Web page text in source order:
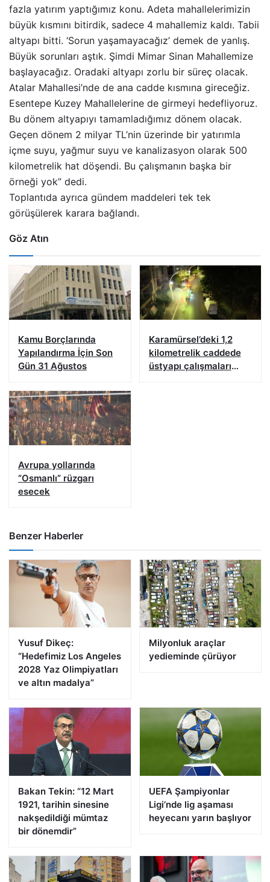
fazla yatırım yaptığımız konu. Adeta mahallelerimizin
büyük kısmını bitirdik, sadece 4 mahallemiz kaldı. Tabii
altyapı bitti. ‘Sorun yaşamayacağız’ demek de yanlış.
Büyük sorunları aştık. Şimdi Mimar Sinan Mahallemize
başlayacağız. Oradaki altyapı zorlu bir süreç olacak.
Atalar Mahallesi’nde de ana cadde kısmına gireceğiz.
Esentepe Kuzey Mahallelerine de girmeyi hedefliyoruz.
Bu dönem altyapıyı tamamladığımız dönem olacak.
Geçen dönem 2 milyar TL’nin üzerinde bir yatırımla
içme suyu, yağmur suyu ve kanalizasyon olarak 500
kilometrelik hat döşendi. Bu çalışmanın başka bir
örneği yok” dedi.
Toplantıda ayrıca gündem maddeleri tek tek
görüşülerek karara bağlandı.
Göz Atın
Kamu Borçlarında
Yapılandırma İçin Son
Gün 31 Ağustos
Karamürsel’deki 1,2
kilometrelik caddede
üstyapı çalışmaları
Avrupa yollarında
“Osmanlı” rüzgarı
esecek
Benzer Haberler
Yusuf Dikeç:
“Hedefimiz Los Angeles
2028 Yaz Olimpiyatları
ve altın madalya”
Milyonluk araçlar
yedieminde çürüyor
Bakan Tekin: “12 Mart
1921, tarihin sinesine
nakşedildiği mümtaz
bir dönemdir”
UEFA Şampiyonlar
Ligi’nde lig aşaması
heyecanı yarın başlıyor